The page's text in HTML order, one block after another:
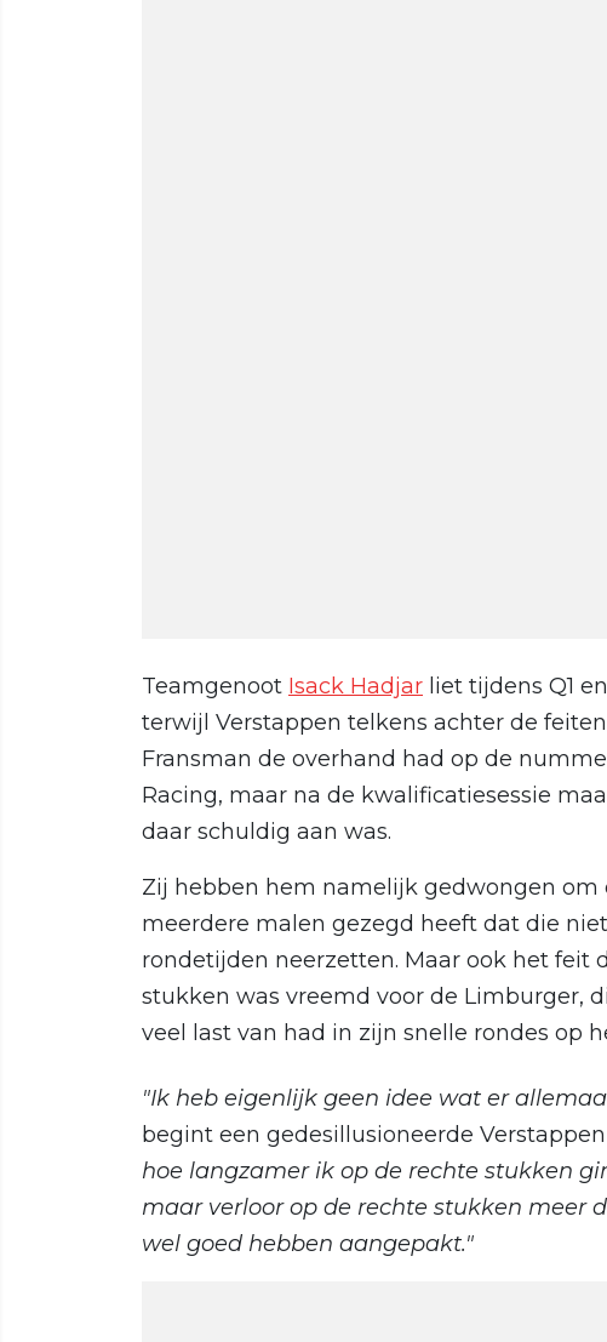
Teamgenoot Isack Hadjar liet tijdens Q1
terwijl Verstappen telkens achter de
Fransman de overhand had op de
Racing, maar na de kwalificatiesessie
daar schuldig aan was.
Zij hebben hem namelijk gedwongen om
meerdere malen gezegd heeft dat die
rondetijden neerzetten. Maar ook het feit
stukken was vreemd voor de Limburger,
veel last van had in zijn snelle rondes op
"Ik heb eigenlijk geen idee wat er
begint een gedesillusioneerde
hoe langzamer ik op de rechte stukken
maar verloor op de rechte stukken meer
wel goed hebben aangepakt."